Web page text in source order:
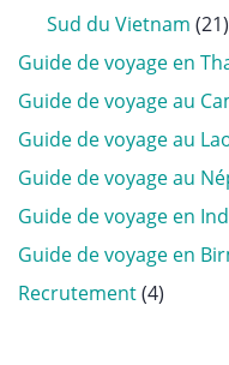
Sud du Vietnam (21)
Guide de voyage en
Guide de voyage au
Guide de voyage au
Guide de voyage au
Guide de voyage en
Guide de voyage en
Recrutement(4)